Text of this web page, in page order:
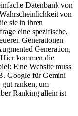
Datenbank von
von
sie in ihren
eine spezifische,
Generationen
Generation,
kommen die
Eine Website muss
Google für Gemini
ranken, um
Ranking allein ist